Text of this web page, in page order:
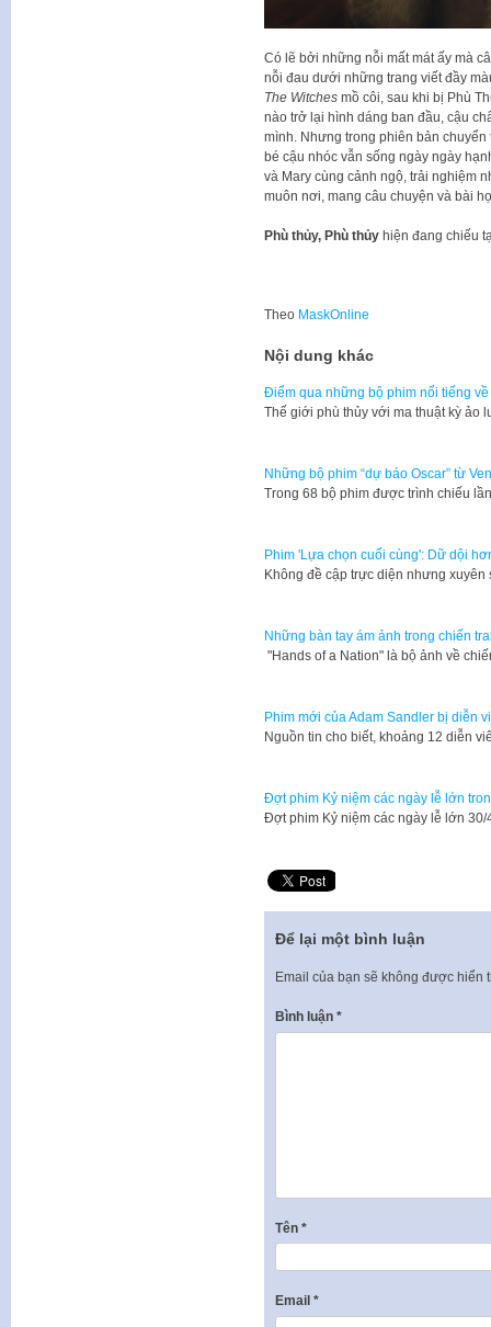
Có lẽ bởi những nỗi mất mát ấy mà
nỗi đau dưới những trang viết đầy
The Witchesmồ côi, sau khi bị Phù
nào trở lại hình dáng ban đầu, cậu
mình. Nhưng trong phiên bản
bé cậu nhóc vẫn sống ngày ngày
và Mary cùng cảnh ngộ, trải nghiệm
muôn nơi, mang câu chuyện và bài
Phù thủy, Phù thủyhiện đang chiếu
Theo MaskOnline
Nội dung khác
Điểm qua những bộ phim nổi tiếng về
Thế giới phù thủy với ma thuật kỳ ảo
Những bộ phim “dự báo Oscar” từ
Trong 68 bộ phim được trình chiếu
Phim 'Lựa chọn cuối cùng': Dữ dội
Không đề cập trực diện nhưng
Những bàn tay ám ảnh trong chiến
"Hands of a Nation" là bộ ảnh về
Phim mới của Adam Sandler bị diễn
​Nguồn tin cho biết, khoảng 12 diễn
Đợt phim Kỷ niệm các ngày lễ lớn
Đợt phim Kỷ niệm các ngày lễ lớn
Để lại một bình luận
Email của bạn sẽ không được hiển
Bình luận *
Tên *
Email *